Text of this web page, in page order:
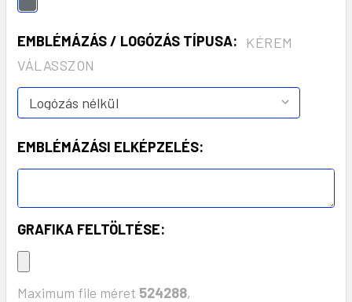
EMBLÉMÁZÁS / LOGÓZÁS TÍPUSA:
KÉREM
VÁLASSZON
EMBLÉMÁZÁSI ELKÉPZELÉS:
GRAFIKA FELTÖLTÉSE:
Maximum file méret 524288,